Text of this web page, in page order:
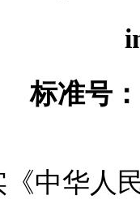
标准号
中华人